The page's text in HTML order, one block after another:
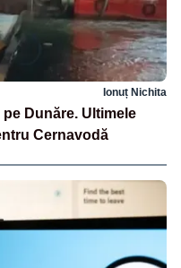
Ionuț Nichita
Dunăre. Ultimele
Cernavodă